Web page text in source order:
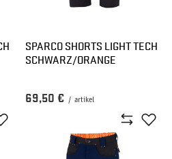
SPARCO SHORTS LIGHT TECH
SCHWARZ/ORANGE
69,50 € / artikel